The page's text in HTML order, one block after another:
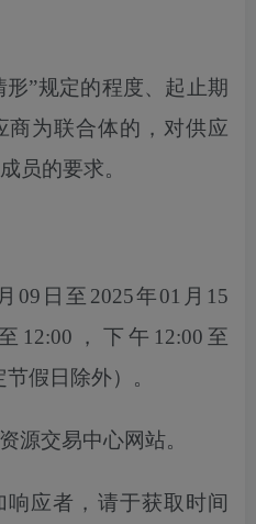
形”规定的程度、起止期
商为联合体的，对供应
员的要求。
09日至2025年01月15
12:00，下午12:00至
假日除外）。
源交易中心网站。
应者，请于获取时间